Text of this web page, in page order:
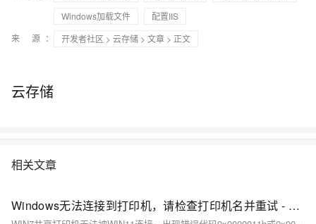
Windows加载文件
配置IIS
来 源：
开发者社区 > 云存储 > 文章 > 正文
云存储
相关文章
Windows无法连接到打印机，请检查打印机名并重试 - 配置Windows 共享打印机出错；